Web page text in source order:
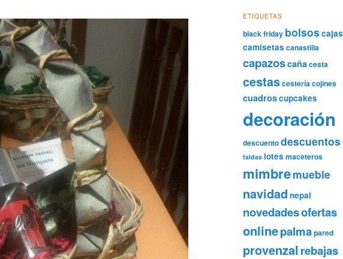
ETIQUETAS
black friday bolsos cajas
camisetas canastilla
capazoscañacesta
cestascesteríacojines
cuadroscupcakes
decoración
descuentodescuentos
faldas lotes maceteros
mimbremueble
navidad nepal
novedadesofertas
onlinepalmapared
provenzalrebajas